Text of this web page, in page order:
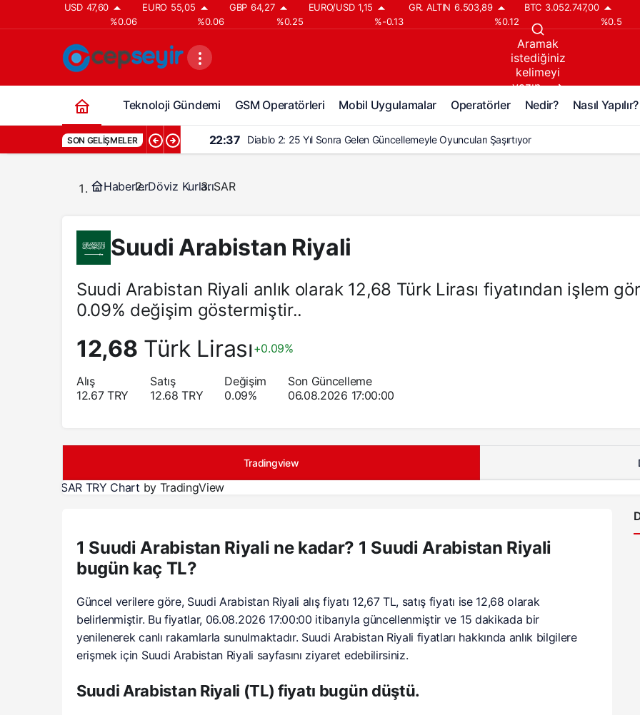
USD 47,60
%0.06
EURO 55,05
%0.06
GBP 64,27
%0.25
EURO/USD 1,15
%-0.13
GR. ALTIN 6.503,89
%0.12
BTC 3.052.747,00
%0.5
Aramak
istediğiniz
kelimeyi
yazın..
Teknoloji Gündemi
GSM Operatörleri Mobil Uygulamalar Operatörler Nedir? Nasıl Yapılır?
SON GELIŞMELER 22:37 Diablo 2: 25 Yıl Sonra Gelen Güncellemeyle Oyuncuları Şaşırtıyor
HaberlerDöviz KurlarıSAR
Suudi Arabistan Riyali
Suudi Arabistan Riyali anlık olarak 12,68 Türk Lirası fiyatından işlem
0.09% değişim göstermiştir..
12,68 Türk Lirası+0.09%
Alış
12.67TRY
Satış
12.68TRY
Değişim
0.09%
Son Güncelleme
06.08.2026 17:00:00
Tradingview
SAR TRY Chart by TradingView
1 Suudi Arabistan Riyali ne kadar? 1 Suudi Arabistan Riyali
bugün kaç TL?
Güncel verilere göre, Suudi Arabistan Riyali alış fiyatı 12,67 TL, satış fiyatı ise 12,68 olarak
belirlenmiştir. Bu fiyatlar, 06.08.2026 17:00:00 itibarıyla güncellenmiştir ve 15 dakikada bir
yenilenerek canlı rakamlarla sunulmaktadır. Suudi Arabistan Riyali fiyatları hakkında anlık bilgilere
erişmek için Suudi Arabistan Riyali sayfasını ziyaret edebilirsiniz.
Suudi Arabistan Riyali (TL) fiyatı bugün düştü.